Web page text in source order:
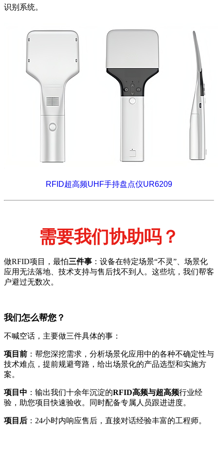
识别系统。
RFID超高频UHF手持盘点仪UR6209
需要我们协助吗？
做RFID项目，最怕三件事 ：设备在特定场景“不灵”、场景化
应用无法落地、技术支持与售后找不到人。这些坑，我们帮客
户避过无数次。
我们怎么帮您？
不喊空话，主要做三件具体的事：
项目前 ：帮您深挖需求，分析场景化应用中的各种不确定性与
技术难点，提前规避弯路，给出场景化的产品选型和实施方
案。
项目中 ：输出我们十余年沉淀的RFID高频与超高频行业经
验，助您项目快速验收。同时配备专属人员跟进进度。
项目后 ：24小时内响应售后，直接对话经验丰富的工程师。